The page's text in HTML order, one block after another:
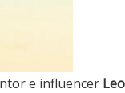
e influencer